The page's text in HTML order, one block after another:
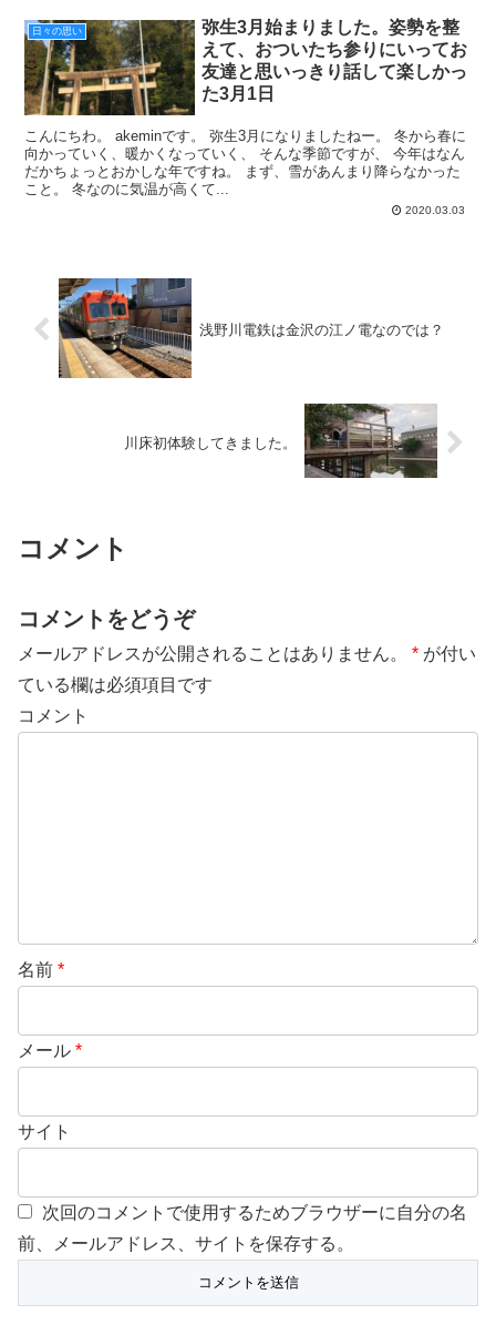
日々の思い
弥生3月始まりました。姿勢を整
えて、おついたち参りにいってお
友達と思いっきり話して楽しかっ
た3月1日
こんにちわ。 akeminです。 弥生3月になりましたねー。 冬から春に
向かっていく、暖かくなっていく、 そんな季節ですが、 今年はなん
だかちょっとおかしな年ですね。 まず、雪があんまり降らなかった
こと。 冬なのに気温が高くて...
2020.03.03
浅野川電鉄は金沢の江ノ電なのでは？
川床初体験してきました。
コメント
コメントをどうぞ
メールアドレスが公開されることはありません。 * が付い
ている欄は必須項目です
コメント
名前 *
メール *
サイト
次回のコメントで使用するためブラウザーに自分の名
前、メールアドレス、サイトを保存する。